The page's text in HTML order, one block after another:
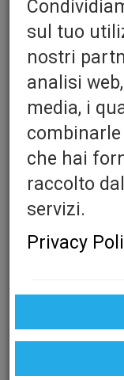
For Box
Estrattore
realizzate in
una lunga
massima
incluse:
piccole a qua
sul tuo
nostri
analisi
media, i
che hai
raccolto
servizi.
Privacy